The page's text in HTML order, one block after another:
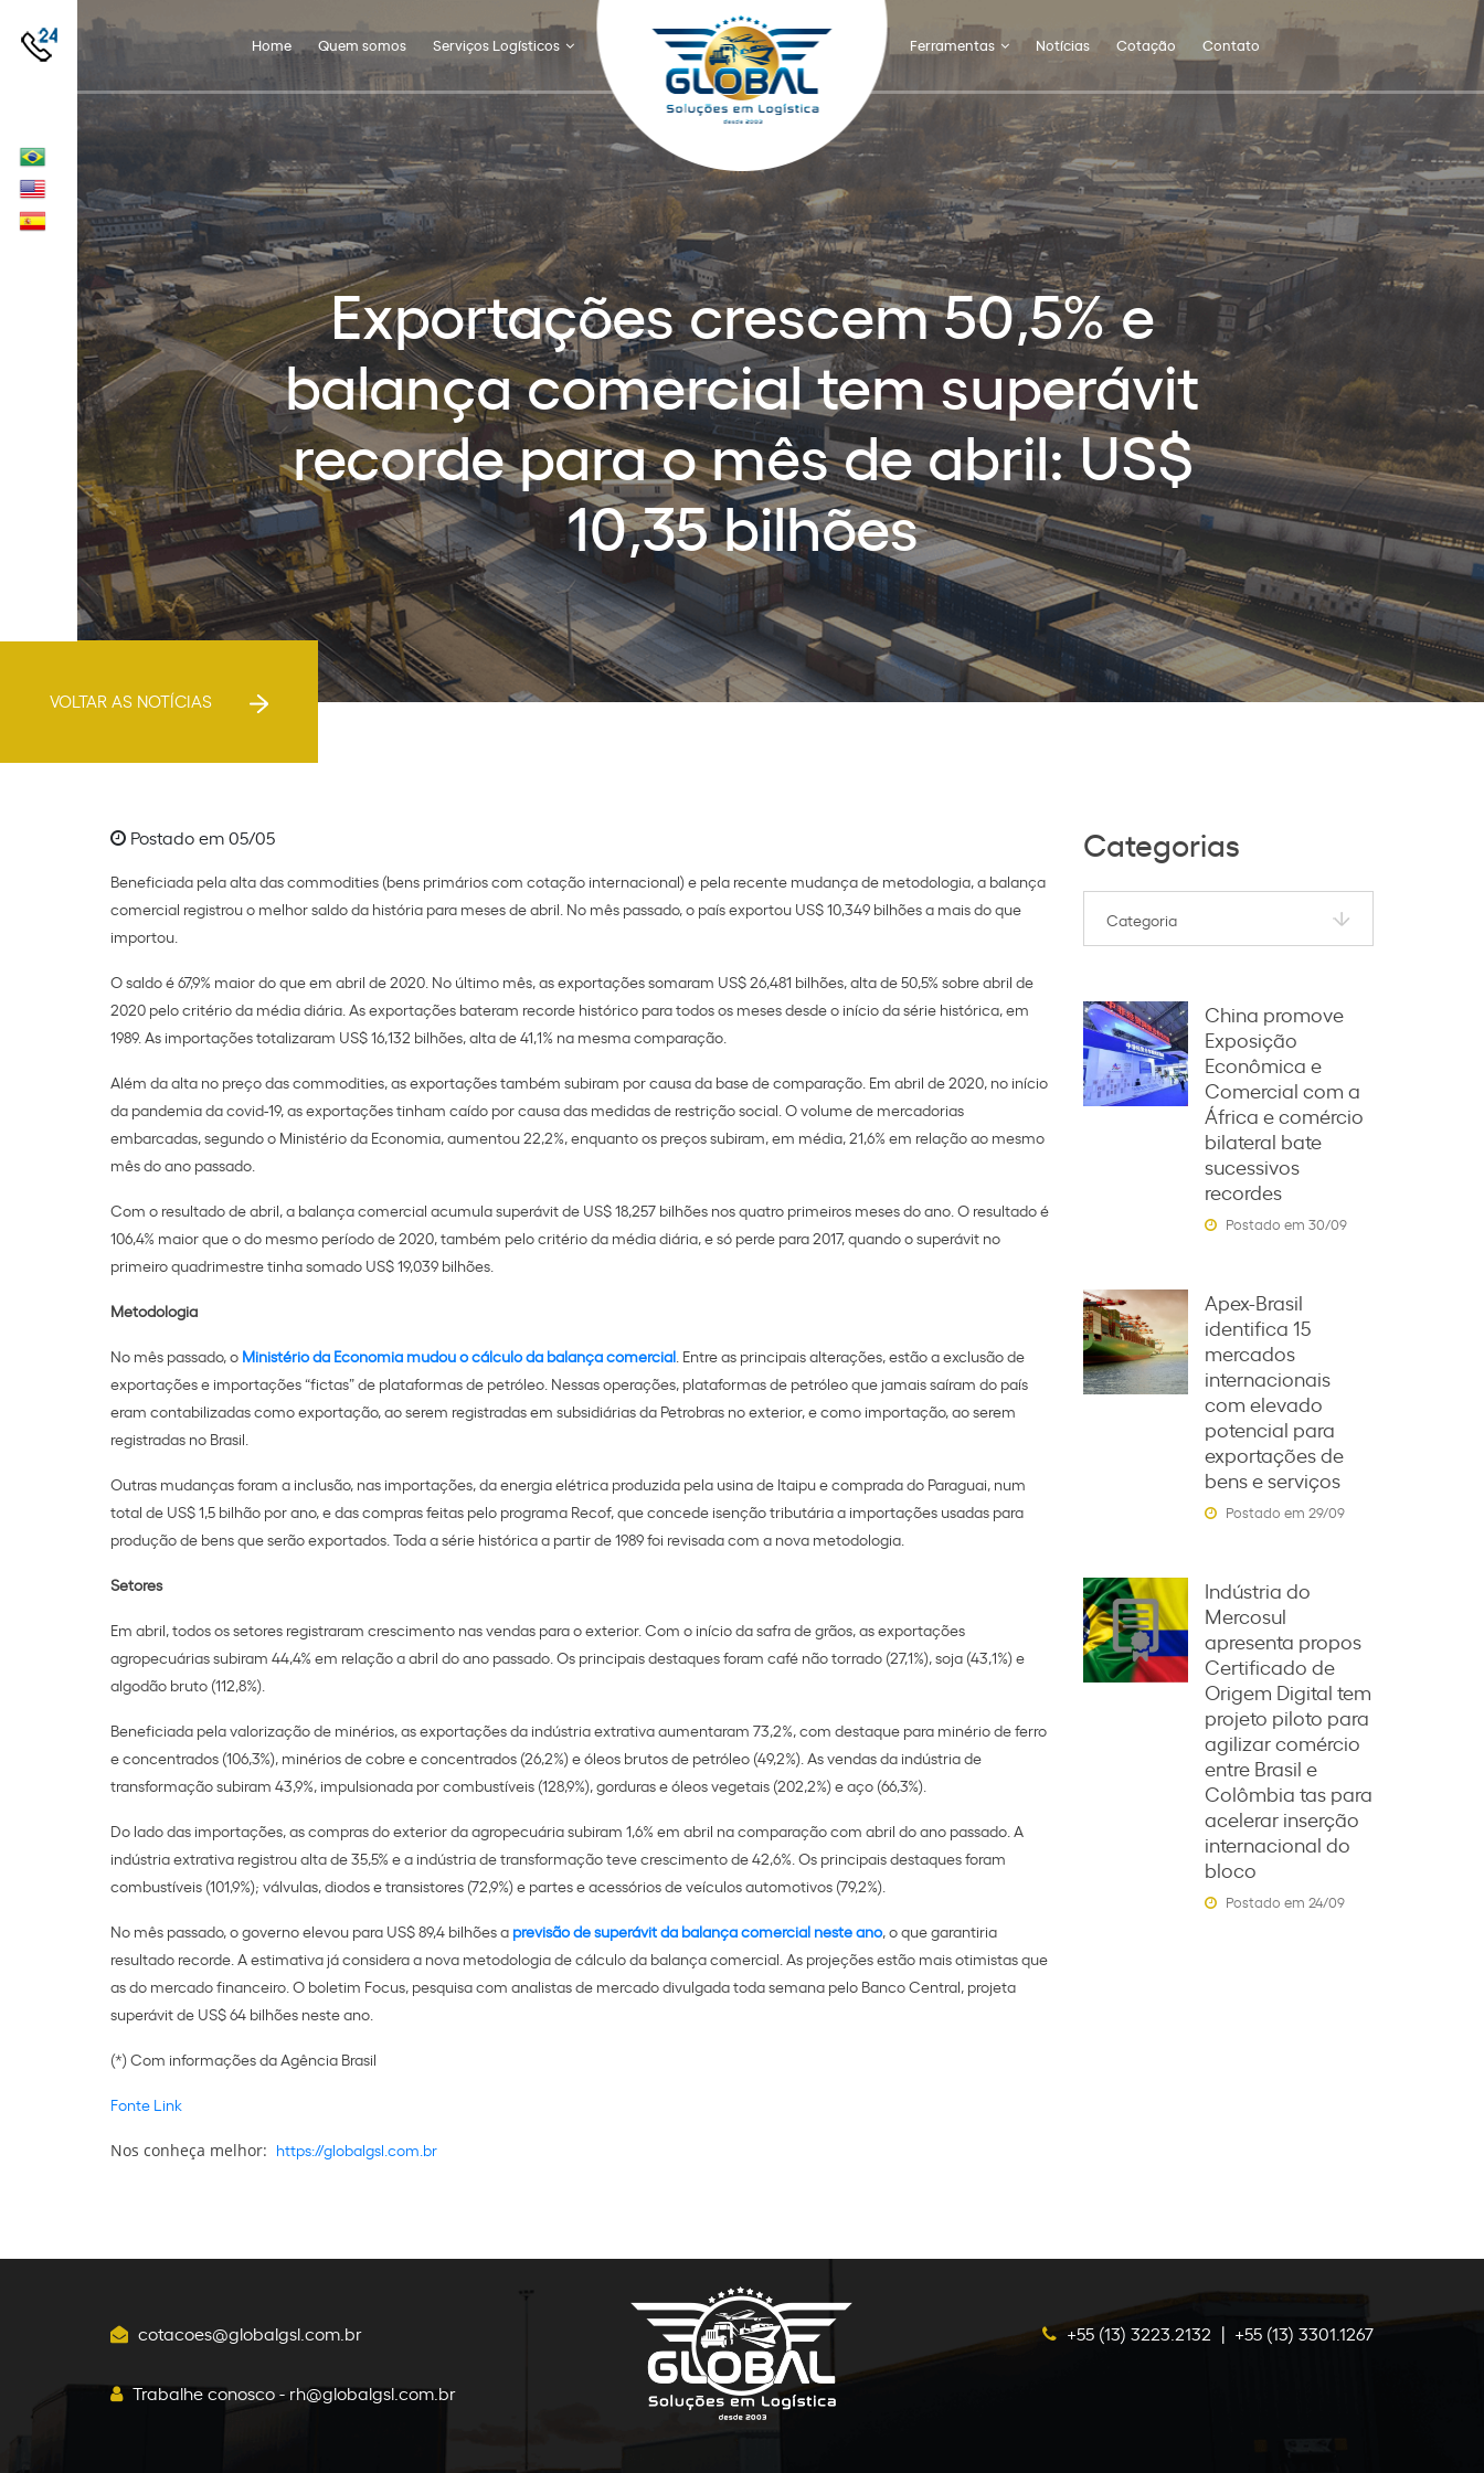
Home Quem somos Serviços Logísticos Ferramentas Notícias Cotação Contato
Exportações crescem 50,5% e
balança comercial tem superávit
recorde para o mês de abril: US$
10,35 bilhões
VOLTAR AS NOTÍCIAS
Postado em 05/05
Beneficiada pela alta das commodities (bens primários com cotação internacional) e pela recente mudança de metodologia, a balança
comercial registrou o melhor saldo da história para meses de abril. No mês passado, o país exportou US$ 10,349 bilhões a mais do que
importou.
O saldo é 67,9% maior do que em abril de 2020. No último mês, as exportações somaram US$ 26,481 bilhões, alta de 50,5% sobre abril de
2020 pelo critério da média diária. As exportações bateram recorde histórico para todos os meses desde o início da série histórica, em
1989. As importações totalizaram US$ 16,132 bilhões, alta de 41,1% na mesma comparação.
Além da alta no preço das commodities, as exportações também subiram por causa da base de comparação. Em abril de 2020, no início
da pandemia da covid-19, as exportações tinham caído por causa das medidas de restrição social. O volume de mercadorias
embarcadas, segundo o Ministério da Economia, aumentou 22,2%, enquanto os preços subiram, em média, 21,6% em relação ao mesmo
mês do ano passado.
Com o resultado de abril, a balança comercial acumula superávit de US$ 18,257 bilhões nos quatro primeiros meses do ano. O resultado é
106,4% maior que o do mesmo período de 2020, também pelo critério da média diária, e só perde para 2017, quando o superávit no
primeiro quadrimestre tinha somado US$ 19,039 bilhões.
Metodologia
No mês passado, o Ministério da Economia mudou o cálculo da balança comercial . Entre as principais alterações, estão a exclusão de
exportações e importações “fictas” de plataformas de petróleo. Nessas operações, plataformas de petróleo que jamais saíram do país
eram contabilizadas como exportação, ao serem registradas em subsidiárias da Petrobras no exterior, e como importação, ao serem
registradas no Brasil.
Outras mudanças foram a inclusão, nas importações, da energia elétrica produzida pela usina de Itaipu e comprada do Paraguai, num
total de US$ 1,5 bilhão por ano, e das compras feitas pelo programa Recof, que concede isenção tributária a importações usadas para
produção de bens que serão exportados. Toda a série histórica a partir de 1989 foi revisada com a nova metodologia.
Setores
Em abril, todos os setores registraram crescimento nas vendas para o exterior. Com o início da safra de grãos, as exportações
agropecuárias subiram 44,4% em relação a abril do ano passado. Os principais destaques foram café não torrado (27,1%), soja (43,1%) e
algodão bruto (112,8%).
Beneficiada pela valorização de minérios, as exportações da indústria extrativa aumentaram 73,2%, com destaque para minério de ferro
e concentrados (106,3%), minérios de cobre e concentrados (26,2%) e óleos brutos de petróleo (49,2%). As vendas da indústria de
transformação subiram 43,9%, impulsionada por combustíveis (128,9%), gorduras e óleos vegetais (202,2%) e aço (66,3%).
Do lado das importações, as compras do exterior da agropecuária subiram 1,6% em abril na comparação com abril do ano passado. A
indústria extrativa registrou alta de 35,5% e a indústria de transformação teve crescimento de 42,6%. Os principais destaques foram
combustíveis (101,9%); válvulas, diodos e transistores (72,9%) e partes e acessórios de veículos automotivos (79,2%).
No mês passado, o governo elevou para US$ 89,4 bilhões a previsão de superávit da balança comercial neste ano, o que garantiria
resultado recorde. A estimativa já considera a nova metodologia de cálculo da balança comercial. As projeções estão mais otimistas que
as do mercado financeiro. O boletim Focus, pesquisa com analistas de mercado divulgada toda semana pelo Banco Central, projeta
superávit de US$ 64 bilhões neste ano.
(*) Com informações da Agência Brasil
Fonte Link
Nos conheça melhor: https://globalgsl.com.br
Categorias
China promove
Exposição
Econômica e
Comercial com a
África e comércio
bilateral bate
sucessivos
recordes
Postado em 30/09
Apex-Brasil
identifica 15
mercados
internacionais
com elevado
potencial para
exportações de
bens e serviços
Postado em 29/09
Indústria do
Mercosul
apresenta propos
Certificado de
Origem Digital tem
projeto piloto para
agilizar comércio
entre Brasil e
Colômbia tas para
acelerar inserção
internacional do
bloco
Postado em 24/09
cotacoes@globalgsl.com.br
Trabalhe conosco - rh@globalgsl.com.br
+55 (13) 3223.2132 | +55 (13) 3301.1267